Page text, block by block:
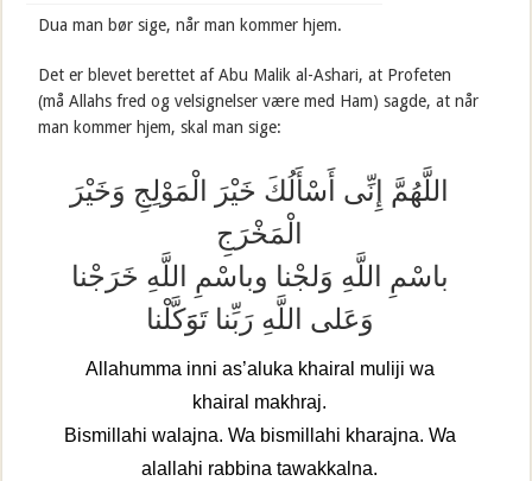
Dua man bør sige, når man kommer hjem.
Det er blevet berettet af Abu Malik al-Ashari, at Profeten
(må Allahs fred og velsignelser være med Ham) sagde, at når
man kommer hjem, skal man sige:
اللَّهُمَّ إِنِّى أَسْأَلُكَ خَيْرَ الْمَوْلِجِ وَخَيْرَ
الْمَخْرَجِ
باسْمِ اللَّهِ وَلجْنا وباسْمِ اللَّهِ خَرَجْنا
وَعَلى اللَّهِ رَبِّنا تَوََكَّلْنا
Allahumma inni as’aluka khairal muliji wa
khairal makhraj.
Bismillahi walajna. Wa bismillahi kharajna. Wa
alallahi rabbina tawakkalna.